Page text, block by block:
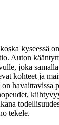
kyseessä
Auton
joka
kohteet ja
havaittavissa
tekele.